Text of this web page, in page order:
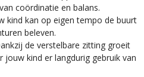
coördinatie en balans.
kind kan op eigen tempo de buurt
beleven.
de verstelbare zitting groeit
kind er langdurig gebruik van